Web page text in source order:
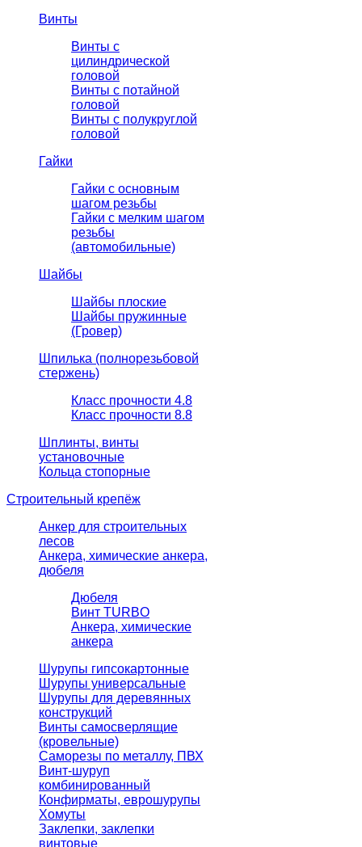
Винты
Винты с
цилиндрической
головой
Винты с потайной
головой
Винты с полукруглой
головой
Гайки
Гайки с основным
шагом резьбы
Гайки с мелким шагом
резьбы
(автомобильные)
Шайбы
Шайбы плоские
Шайбы пружинные
(Гровер)
Шпилька (полнорезьбовой
стержень)
Класс прочности 4.8
Класс прочности 8.8
Шплинты, винты
установочные
Кольца стопорные
Строительный крепёж
Анкер для строительных
лесов
Анкера, химические анкера,
дюбеля
Дюбеля
Винт TURBO
Анкера, химические
анкера
Шурупы гипсокартонные
Шурупы универсальные
Шурупы для деревянных
конструкций
Винты самосверлящие
(кровельные)
Саморезы по металлу, ПВХ
Винт-шуруп
комбинированный
Конфирматы, еврошурупы
Хомуты
Заклепки, заклепки
винтовые